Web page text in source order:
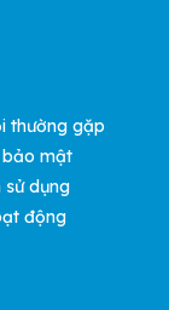
thường gặp
bảo mật
sử dụng
động